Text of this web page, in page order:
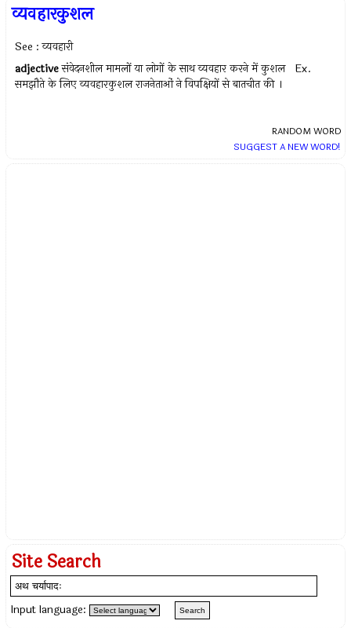
व्यवहारकुशल
See : व्यवहारी
adjective संवेदनशील मामलों या लोगों के साथ व्यवहार करने में कुशल Ex.
समझौते के लिए व्यवहारकुशल राजनेताओं ने विपक्षियों से बातचीत की ।
RANDOM WORD
SUGGEST A NEW WORD!
Site Search
Input language: